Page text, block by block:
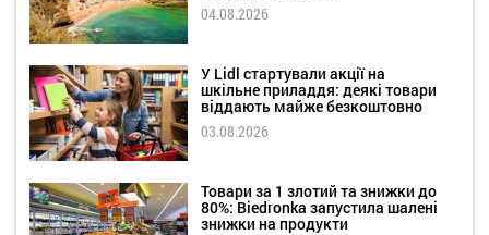
04.08.2026
У Lidl стартували акції на
шкільне приладдя: деякі товари
віддають майже безкоштовно
03.08.2026
Товари за 1 злотий та знижки до
80%: Biedronka запустила шалені
знижки на продукти